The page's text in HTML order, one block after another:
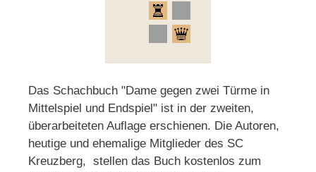
Das Schachbuch "Dame gegen zwei Türme in
Mittelspiel und Endspiel" ist in der zweiten,
überarbeiteten Auflage erschienen. Die Autoren,
heutige und ehemalige Mitglieder des SC
Kreuzberg, stellen das Buch kostenlos zum